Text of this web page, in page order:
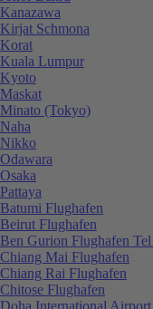
Kanazawa
Kirjat Schmona
Korat
Kuala Lumpur
Kyoto
Maskat
Minato (Tokyo)
Naha
Nikko
Odawara
Osaka
Pattaya
Batumi Flughafen
Beirut Flughafen
Ben Gurion Flughafen
Chiang Mai Flughafen
Chiang Rai Flughafen
Chitose Flughafen
Doha International Airport